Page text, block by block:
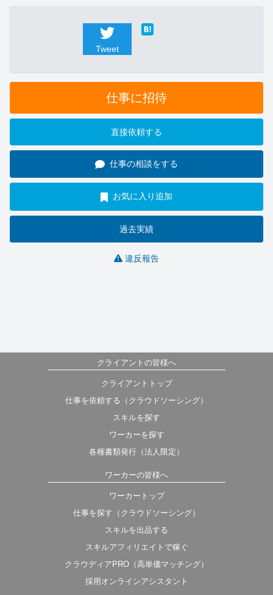
Tweet
仕事に招待
直接依頼する
仕事の相談をする
お気に入り追加
過去実績
違反報告
クライアントの皆様へ
クライアントトップ
仕事を依頼する（クラウドソーシング）
スキルを探す
ワーカーを探す
各種書類発行（法人限定）
ワーカーの皆様へ
ワーカートップ
仕事を探す（クラウドソーシング）
スキルを出品する
スキルアフィリエイトで稼ぐ
クラウディアPRO（高単価マッチング）
採用オンラインアシスタント